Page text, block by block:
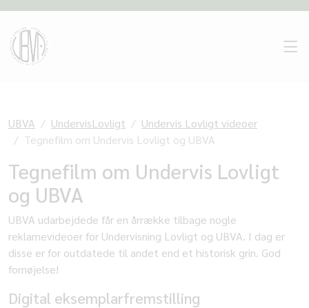
UBVA UndervisLovligt
Undervis Lovligt videoer
Tegnefilm om Undervis Lovligt og UBVA
Tegnefilm om Undervis Lovligt
og UBVA
UBVA udarbejdede får en årrække tilbage nogle
reklamevideoer for Undervisning Lovligt og UBVA. I dag er
disse er for outdatede til andet end et historisk grin. God
fornøjelse!
Digital eksemplarfremstilling